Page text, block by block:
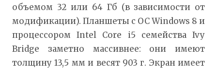
объемом 32 или 64 Гб (в зависимости от
модификации). Планшеты с ОС Windows 8 и
процессором Intel Core i5 семейства Ivy
Bridge заметно массивнее: они имеют
толщину 13,5 мм и весят 903 г. Экран имеет